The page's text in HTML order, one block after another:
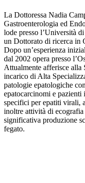
La Dottoressa Nadia
Gastroenterologia ed
lode presso l’Università
un Dottorato di ricerca in
Dopo un’esperienza
dal 2002 opera presso
Attualmente afferisce
incarico di Alta
patologie epatologiche
epatocarcinomi e pazienti
specifici per epatiti virali,
inoltre attività di ecografia
significativa produzione
fegato.